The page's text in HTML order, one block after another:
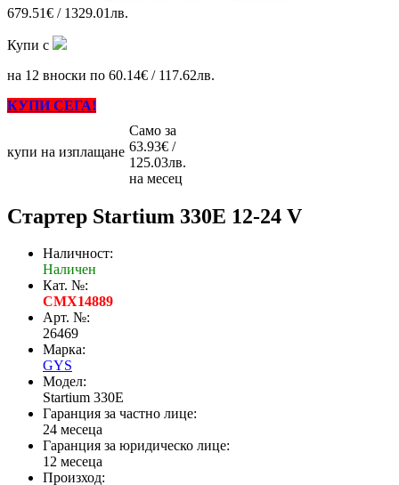
679.51€ / 1329.01лв.
Купи с
на 12 вноски по 60.14€ / 117.62лв.
КУПИ СЕГА!
купи на изплащане
Само за
63.93€ /
125.03лв.
на месец
Стартер Startium 330E 12-24 V
Наличност:
Наличен
Кат. №:
CMX14889
Арт. №:
26469
Марка:
GYS
Модел:
Startium 330E
Гаранция за частно лице:
24 месеца
Гаранция за юридическо лице:
12 месеца
Произход: